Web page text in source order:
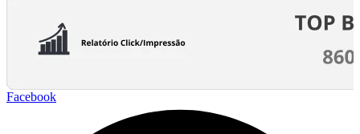
Facebook